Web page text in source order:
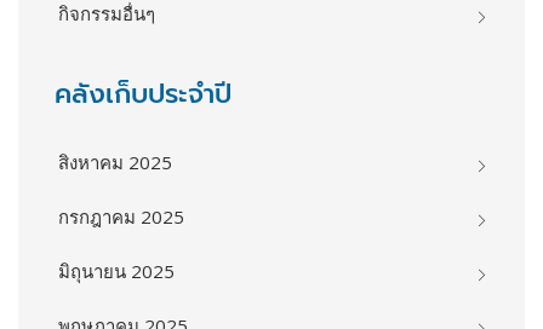
กิจกรรมอื่นๆ
คลังเก็บประจำปี
สิงหาคม 2025
กรกฎาคม 2025
มิถุนายน 2025